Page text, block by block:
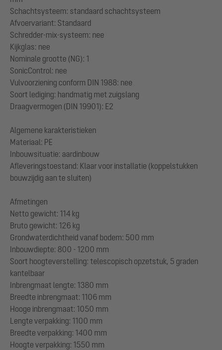
Schachtsysteem: standaard schachtsysteem
Afvoervariant: Standaard
Schredder-mix-systeem: nee
Kijkglas: nee
Nominale grootte (NG): 1
SonicControl: nee
Vulvoorziening conform DIN 1988: nee
Soort lediging: handmatig met zuigslang
Draagvermogen (DIN 19901): E2
Algemene karakteristieken
Materiaal: PE
Inbouwsituatie: aardinbouw
Afleveringstoestand: Klaar voor installatie (koppelstukken
bouwzijdig aan te sluiten)
Afmetingen
Netto gewicht: 114 kg
Bruto gewicht: 126 kg
Grondwaterdichtheid vanaf bodem: 500 mm
Inbouwdiepte: 800 - 1200 mm
Soort hoogteverstelling: telescopisch opzetstuk, 5 graden
kantelbaar
Inbrengmaat lengte: 1380 mm
Breedte inbrengmaat: 1106 mm
Hooge inbrengmaat: 1050 mm
Lengte verpakking: 1100 mm
Breedte verpakking: 1400 mm
Hoogte verpakking: 1550 mm